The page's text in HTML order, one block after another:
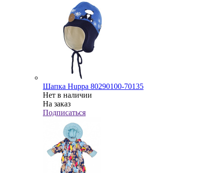
Шапка Huppa 80290100-70135
Нет в наличии
На заказ
Подписаться